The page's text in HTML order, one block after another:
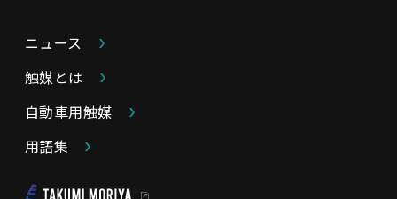
ニュース
触媒とは
自動車用触媒
用語集